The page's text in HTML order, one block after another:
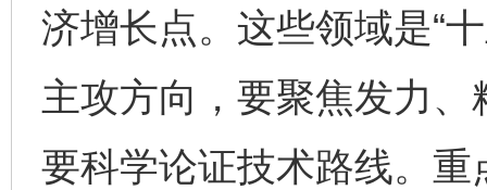
济增长点。这些领域是“
主攻方向，要聚焦发力
要科学论证技术路线。